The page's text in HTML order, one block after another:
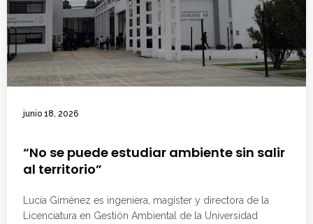
junio 18, 2026
“No se puede estudiar ambiente sin salir
al territorio”
Lucía Giménez es ingeniera, magíster y directora de la
Licenciatura en Gestión Ambiental de la Universidad